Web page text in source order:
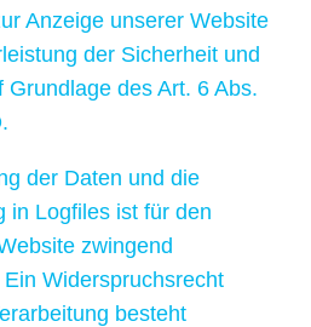
Anzeige unserer Website
der Sicherheit und
Grundlage des Art. 6 Abs.
der Daten und die
in Logfiles ist für den
zwingend
Widerspruchsrecht
besteht